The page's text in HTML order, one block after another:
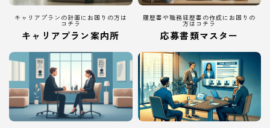
キャリアプランの計画にお困りの方は
コチラ
キャリアプラン案内所
履歴書や職務経歴書の作成にお困りの
方はコチラ
応募書類マスター